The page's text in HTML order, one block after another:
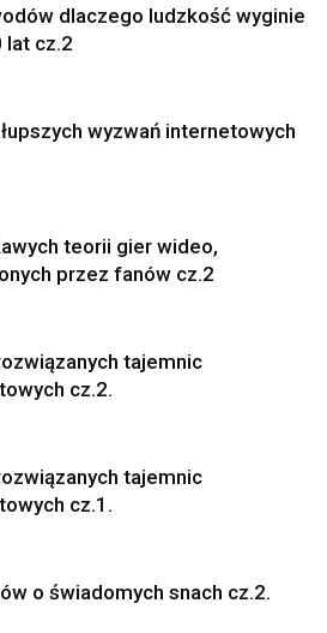
dlaczego ludzkość wyginie
lat cz.2
wyzwań internetowych
teorii gier wideo,
przez fanów cz.2
tajemnic
cz.2.
tajemnic
cz.1.
o świadomych snach cz.2.